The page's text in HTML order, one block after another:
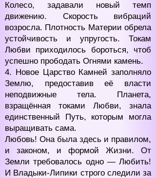
Колесо, задавали новый темп
движению. Скорость вибраций
возросла. Плотность Материи обрела
устойчивость и упругость. Токам
Любви приходилось бороться, чтоб
успешно прободать Огнями камень.
4. Новое Царство Камней заполняло
Землю, предоставив её власти
неподвижные тела. Планета,
взращённая токами Любви, знала
единственный Путь, которым могла
выращивать сама.
Любовь! Она была здесь и правилом,
и законом, и формой Жизни. От
Земли требовалось одно — Любить!
И Владыки-Липики строго следили за